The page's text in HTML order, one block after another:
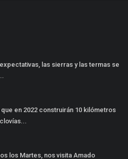
las sierras y las termas se
en 2022 construirán 10 kilómetros
los Martes, nos visita Amado